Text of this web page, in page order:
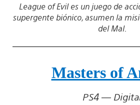
League of Evil es un juego de
supergente biónico, asumen la
del Mal.
Masters of
PS4 —